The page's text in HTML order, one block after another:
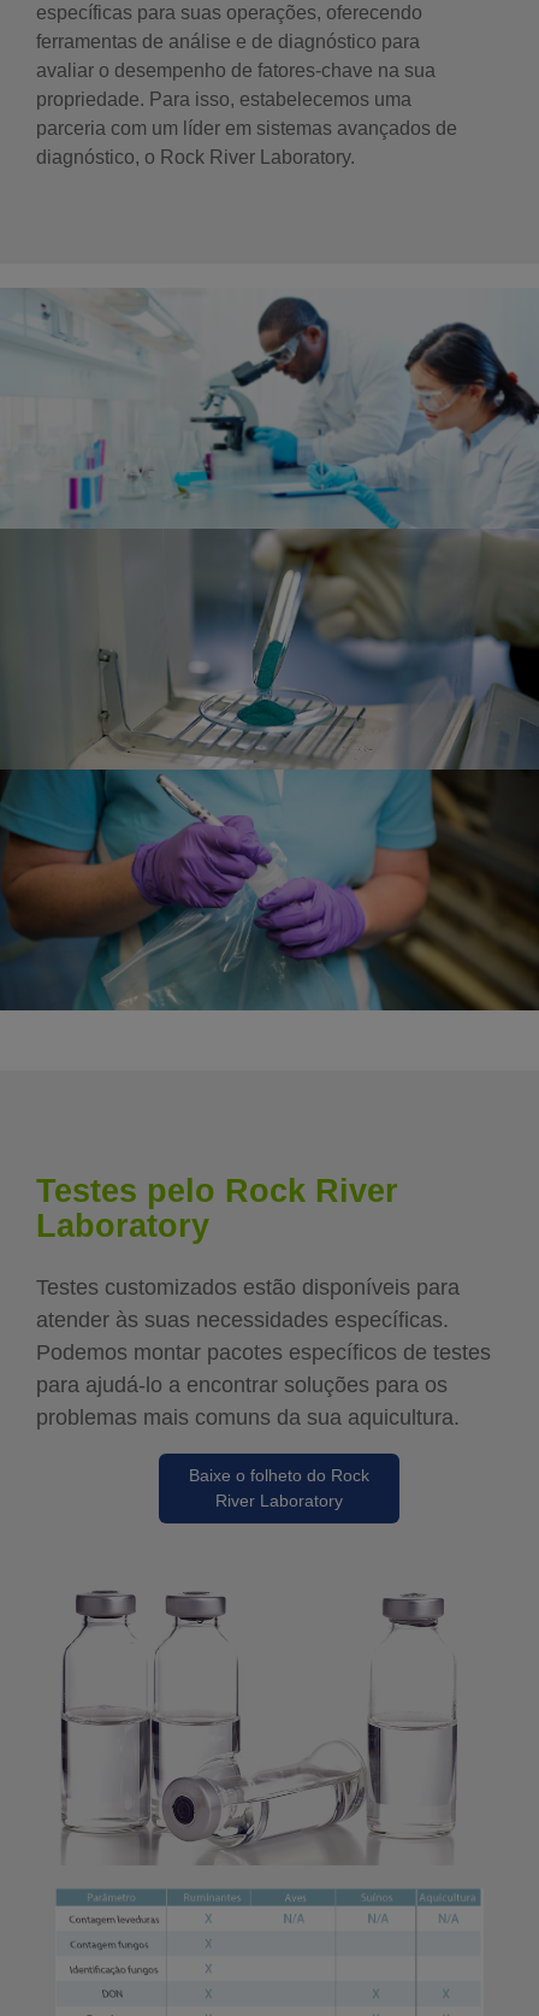
específicas para suas operações, oferecendo
ferramentas de análise e de diagnóstico para
avaliar o desempenho de fatores-chave na sua
propriedade. Para isso, estabelecemos uma
parceria com um líder em sistemas avançados de
diagnóstico, o Rock River Laboratory.
Testes pelo Rock River
Laboratory
Testes customizados estão disponíveis para
atender às suas necessidades específicas.
Podemos montar pacotes específicos de testes
para ajudá-lo a encontrar soluções para os
problemas mais comuns da sua aquicultura.
Baixe o folheto do Rock
River Laboratory